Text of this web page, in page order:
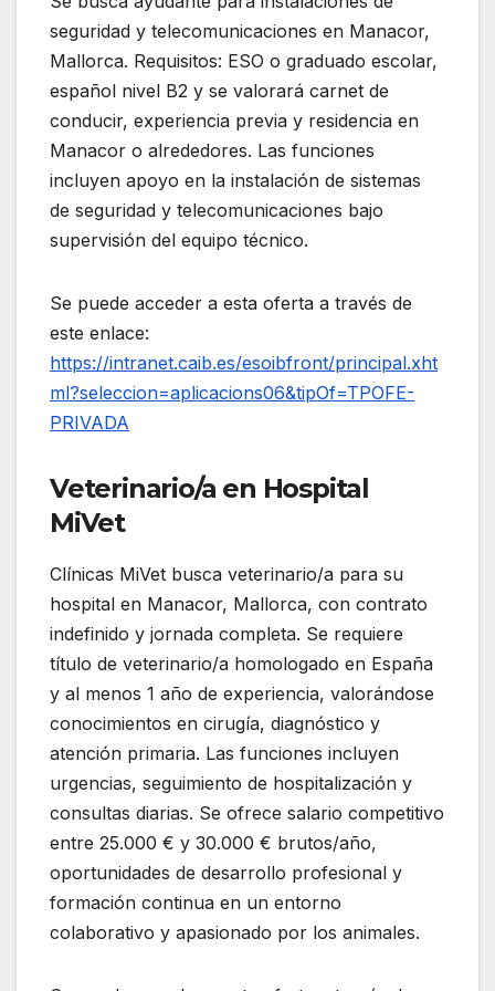
seguridad y telecomunicaciones en Manacor,
Mallorca. Requisitos: ESO o graduado escolar,
español nivel B2 y se valorará carnet de
conducir, experiencia previa y residencia en
Manacor o alrededores. Las funciones
incluyen apoyo en la instalación de sistemas
de seguridad y telecomunicaciones bajo
supervisión del equipo técnico.
Se puede acceder a esta oferta a través de
este enlace:
https://intranet.caib.es/esoibfront/principal.xht
ml?seleccion=aplicacions06&tipOf=TPOFE-
PRIVADA
Veterinario/a en Hospital
MiVet
Clínicas MiVet busca veterinario/a para su
hospital en Manacor, Mallorca, con contrato
indefinido y jornada completa. Se requiere
título de veterinario/a homologado en España
y al menos 1 año de experiencia, valorándose
conocimientos en cirugía, diagnóstico y
atención primaria. Las funciones incluyen
urgencias, seguimiento de hospitalización y
consultas diarias. Se ofrece salario competitivo
entre 25.000 € y 30.000 € brutos/año,
oportunidades de desarrollo profesional y
formación continua en un entorno
colaborativo y apasionado por los animales.